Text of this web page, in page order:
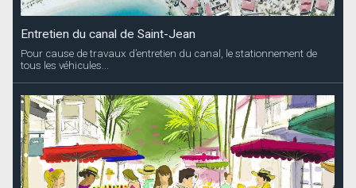
Entretien du canal de Saint-Jean
Pour cause de travaux d’entretien du canal, le stationnement de
tous les véhicules...